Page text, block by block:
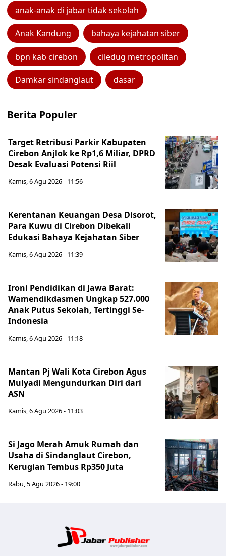
anak-anak di jabar tidak sekolah
Anak Kandung bahaya kejahatan siber
bpn kab cirebon ciledug metropolitan
Damkar sindanglaut dasar
Berita Populer
Target Retribusi Parkir Kabupaten
Cirebon Anjlok ke Rp1,6 Miliar, DPRD
Desak Evaluasi Potensi Riil
Kamis, 6 Agu 2026 - 11:56
Kerentanan Keuangan Desa Disorot,
Para Kuwu di Cirebon Dibekali
Edukasi Bahaya Kejahatan Siber
Kamis, 6 Agu 2026 - 11:39
Ironi Pendidikan di Jawa Barat:
Wamendikdasmen Ungkap 527.000
Anak Putus Sekolah, Tertinggi Se-
Indonesia
Kamis, 6 Agu 2026 - 11:18
Mantan Pj Wali Kota Cirebon Agus
Mulyadi Mengundurkan Diri dari
ASN
Kamis, 6 Agu 2026 - 11:03
Si Jago Merah Amuk Rumah dan
Usaha di Sindanglaut Cirebon,
Kerugian Tembus Rp350 Juta
Rabu, 5 Agu 2026 - 19:00